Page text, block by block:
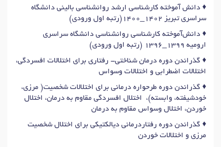
♦️ دانش آموخته کارشناسی ارشد روانشناسی بالینی دانشگاه
سراسری تبریز ۱۴۰۲_۱۴۰۰(رتبه اول ورودی)
♦️ دانش‌آموخته کارشناسی روانشناسی دانشگاه سراسری
ارومیه ۱۳۹۹_۱۳۹۶ (رتبه اول ورودی)
♦️ گذراندن دوره درمان شناختی- رفتاری برای اختلالات افسردگی،
اختلالات اضطرابی و اختلالات وسواس
♦️ گذراندن دوره طرحواره درمانی برای اختلالات شخصیت( مرزی،
خودشیفته، وابسته)، اختلال افسردگی مقاوم به درمان، اختلال
خوردن، اختلال وسواس مقاوم به درمان
♦️ گذراندن دوره رفتاردرمانی دیالکتیکی برای اختلال شخصیت
مرزی و اختلالات خوردن